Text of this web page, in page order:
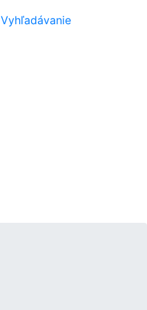
Vyhľadávanie